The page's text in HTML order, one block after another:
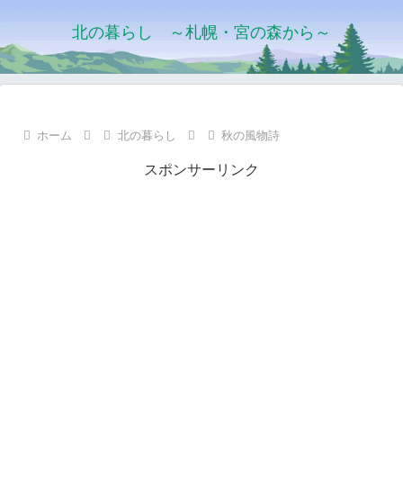
北の暮らし ～札幌・宮の森から～
ホーム 北の暮らし 秋の風物詩
スポンサーリンク